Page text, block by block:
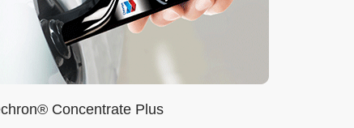
Concentrate Plus